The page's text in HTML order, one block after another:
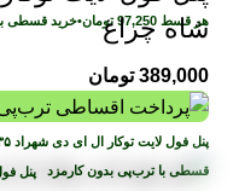
هر قسط 97,250 تومان•خرید قسطی
شاه چراغ
389,000 تومان
قسطی با ترب‌پی بدون کارمزد